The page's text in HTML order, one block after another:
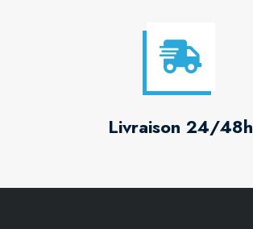
Livraison 24/48h